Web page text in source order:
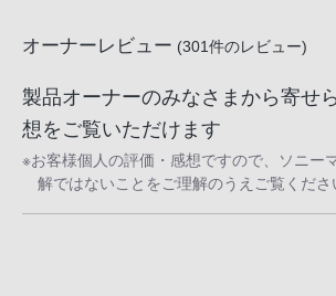
オーナーレビュー (301 件のレビュー)
製品オーナーのみなさまから寄せ
想をご覧いただけます
※お客様個人の評価・感想ですので、ソニー
解ではないことをご理解のうえご覧くださ